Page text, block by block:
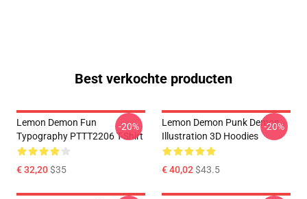
Best verkochte producten
Lemon Demon Fun
Typography PTTT2206 T-Shirt
€ 32,20$35
-20%
Lemon Demon Punk Demon
Illustration 3D Hoodies
€ 40,02$43.5
-20%